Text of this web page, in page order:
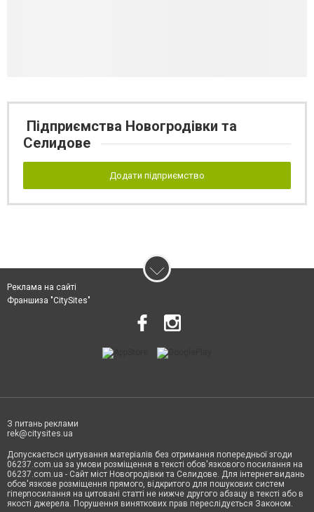
Підприємства Новогродівки та
Селидове
Додати підприємство
Реклама на сайті
Франшиза "CitySites"
З питань реклами
rek@citysites.ua
Допускається цитування матеріалів без отримання попередньої згоди
06237.com.ua за умови розміщення в тексті обов'язкового посилання на
06237.com.ua - Сайт міст Новогродівки та Селидове. Для інтернет-видань
обов'язкове розміщення прямого, відкритого для пошукових систем
гіперпосилання на цитовані статті не нижче другого абзацу в тексті або в
якості джерела. Порушення виняткових прав переслідується Законом.